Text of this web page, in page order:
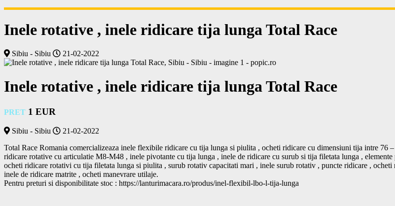
Inele rotative , inele ridicare tija lunga Total Race
Sibiu - Sibiu 21-02-2022
Inele rotative , inele ridicare tija lunga Total Race
PRET 1 EUR
Sibiu - Sibiu
21-02-2022
Total Race Romania comercializeaza inele flexibile ridicare cu tija lunga si piulita , ocheti ridicare cu dimensiuni tija intre
ridicare rotative cu articulatie M8-M48 , inele pivotante cu tija lunga , inele de ridicare cu surub si tija filetata lunga ,
ocheti ridicare rotativi cu tija filetata lunga si piulita , surub rotativ capacitati mari , inele surub rotativ , puncte ridicare ,
inele de ridicare matrite , ocheti manevrare utilaje.